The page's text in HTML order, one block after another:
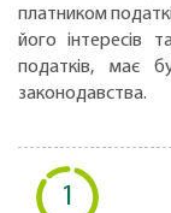
платником
його інтересів
податків, має
законодавства.
1